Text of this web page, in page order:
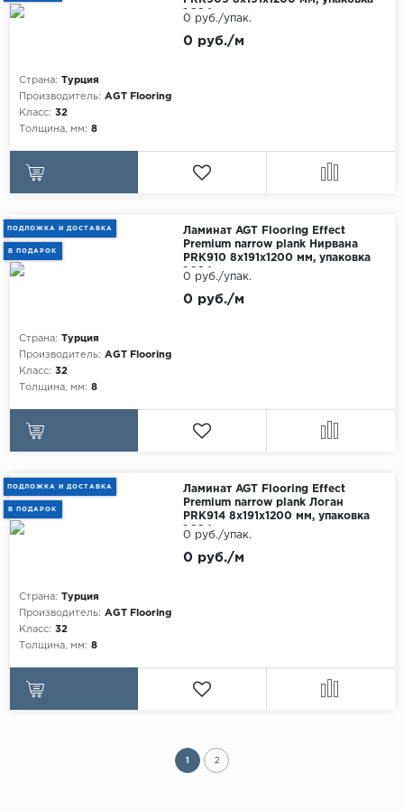
1.884 м
Страна: Турция
Производитель: AGT Flooring
Класс: 32
Толщина, мм: 8
0 руб./м
0 руб./упак.
ПОДЛОЖКА И ДОСТАВКА
В ПОДАРОК
Ламинат AGT Flooring Effect
Premium narrow plank Нирвана
PRK910 8x191x1200 мм, упаковка
1.884 м
Страна: Турция
Производитель: AGT Flooring
Класс: 32
Толщина, мм: 8
0 руб./м
0 руб./упак.
ПОДЛОЖКА И ДОСТАВКА
В ПОДАРОК
Ламинат AGT Flooring Effect
Premium narrow plank Логан
PRK914 8x191x1200 мм, упаковка
1.884 м
Страна: Турция
Производитель: AGT Flooring
Класс: 32
Толщина, мм: 8
0 руб./м
0 руб./упак.
1 2